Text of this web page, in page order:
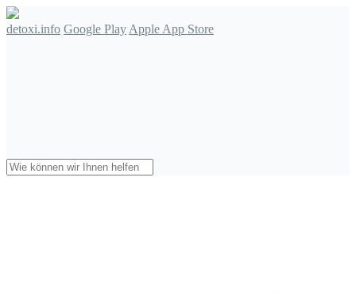
detoxi.info Google Play Apple App Store